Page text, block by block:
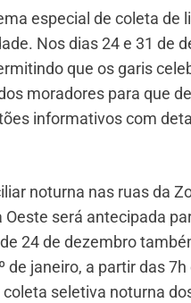
especial de coleta de
Nos dias 24 e 31 de
que os garis
moradores para que
informativos com
noturna nas ruas da
será antecipada
24 de dezembro
de janeiro, a partir das
seletiva noturna